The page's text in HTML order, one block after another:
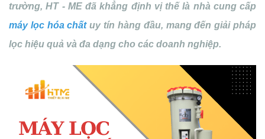
trường, HT - ME đã khẳng định vị thế là nhà cung cấp
máy lọc hóa chấtuy tín hàng đầu, mang đến giải pháp
lọc hiệu quả và đa dạng cho các doanh nghiệp.